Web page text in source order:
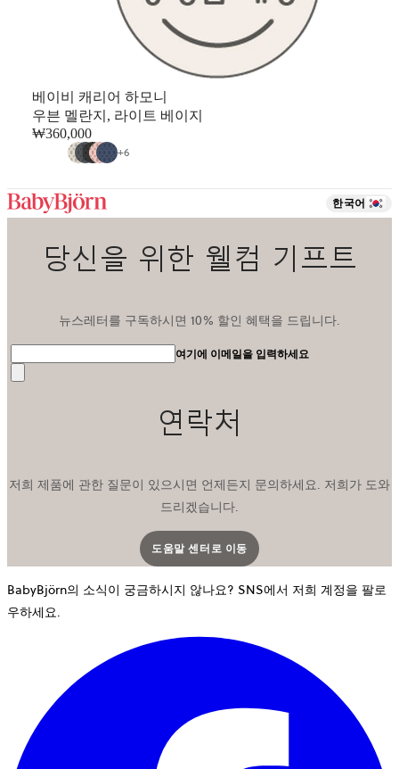
베이비 캐리어 하모니
우븐 멜란지, 라이트 베이지
₩360,000
+6
한국어
당신을 위한 웰컴 기프트
뉴스레터를 구독하시면 10% 할인 혜택을 드립니다.
여기에 이메일을 입력하세요
연락처
저희 제품에 관한 질문이 있으시면 언제든지 문의하세요. 저희가 도와
드리겠습니다.
도움말 센터로 이동
새 탭에서 열립니다
BabyBjörn의 소식이 궁금하시지 않나요? SNS에서 저희 계정을 팔로
우하세요.